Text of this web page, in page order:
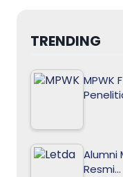
TRENDING
MPWK
Alumni
Resmi…